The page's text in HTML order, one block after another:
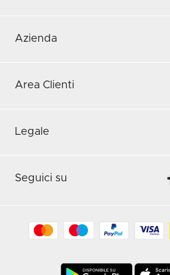
Azienda
Area Clienti
Legale
Seguici su